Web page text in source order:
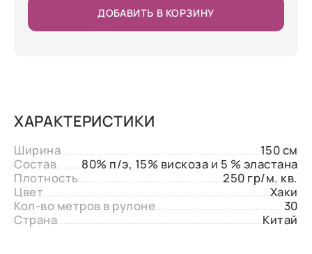
ДОБАВИТЬ В КОРЗИНУ
ХАРАКТЕРИСТИКИ
Ширина
150 см
Состав
80% п/э, 15% вискоза и 5 % эластана
Плотность
250 гр/м. кв.
Цвет
Хаки
Кол-во метров в рулоне
30
Страна
Китай